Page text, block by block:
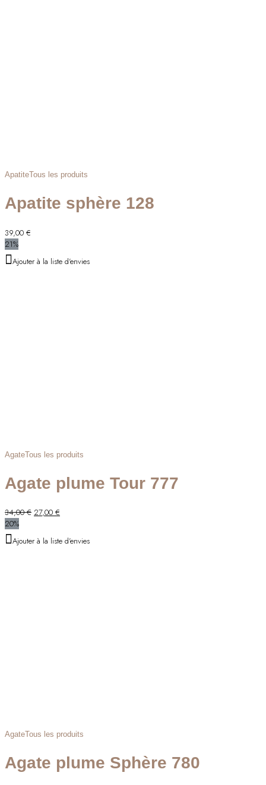
ApatiteTous les produits
Apatite sphère 128
39,00 €
21%
Ajouter à la liste d'envies
AgateTous les produits
Agate plume Tour 777
34,00€ Le
était :
27,00 €
est :
20%
Ajouter à la liste d'envies
AgateTous les produits
Agate plume Sphère 780